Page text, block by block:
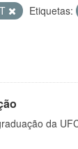
Etiquetas:
da